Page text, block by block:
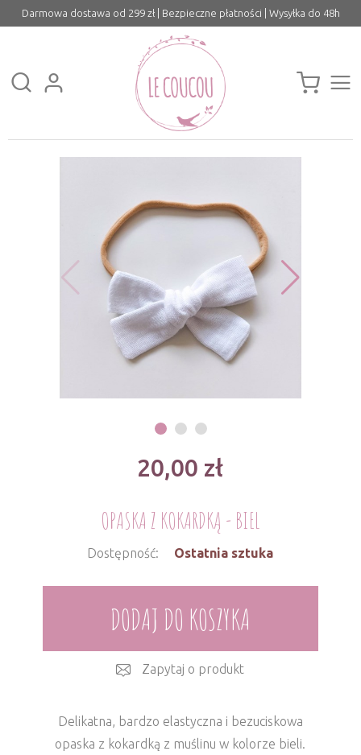
Darmowa dostawa od 299 zł | Bezpieczne płatności | Wysyłka do 48h
OPASKA Z KOKARDKĄ - BIEL
Dostępność: Ostatnia sztuka
20,00 zł
DODAJ DO KOSZYKA
Zapytaj o produkt
Delikatna, bardzo elastyczna i bezuciskowa
opaska z kokardką z muślinu w kolorze bieli.